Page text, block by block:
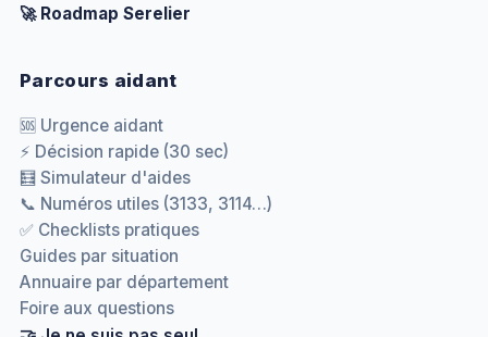
🚀 Roadmap Serelier
Parcours aidant
🆘 Urgence aidant
⚡ Décision rapide (30 sec)
🧮 Simulateur d'aides
📞 Numéros utiles (3133, 3114…)
✅ Checklists pratiques
Guides par situation
Annuaire par département
Foire aux questions